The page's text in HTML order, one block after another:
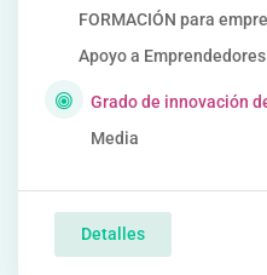
FORMACIÓN para
Apoyo a Emprendedores
Grado de innovación
Media
Detalles